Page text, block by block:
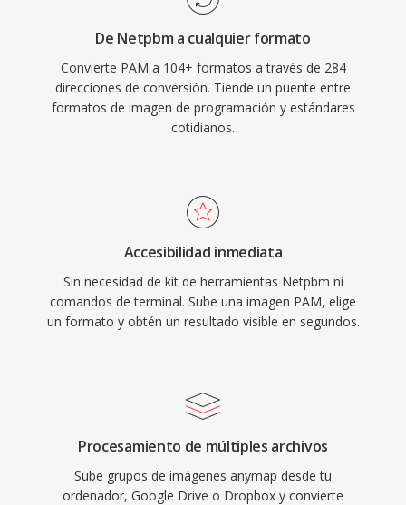
De Netpbm a cualquier formato
Convierte PAM a 104+ formatos a través de 284
direcciones de conversión. Tiende un puente entre
formatos de imagen de programación y estándares
cotidianos.
Accesibilidad inmediata
Sin necesidad de kit de herramientas Netpbm ni
comandos de terminal. Sube una imagen PAM, elige
un formato y obtén un resultado visible en segundos.
Procesamiento de múltiples archivos
Sube grupos de imágenes anymap desde tu
ordenador, Google Drive o Dropbox y convierte